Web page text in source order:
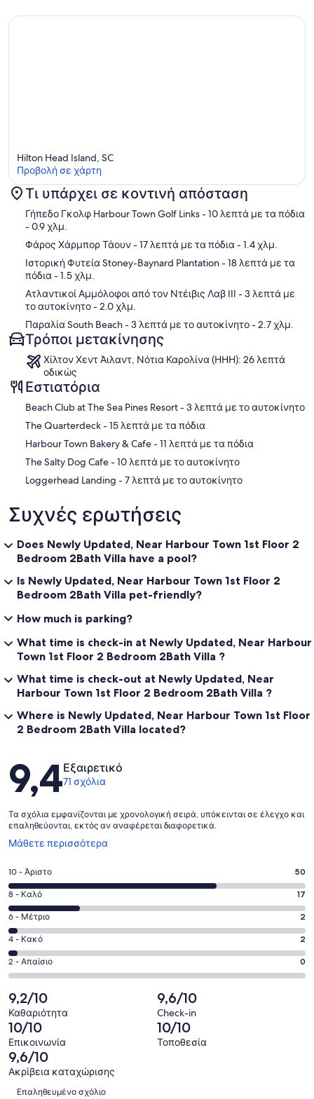
Χάρτης
Hilton Head Island, SC
Προβολή σε χάρτη
Τι υπάρχει σε κοντινή απόσταση
Γήπεδο Γκολφ Harbour Town Golf Links- 10 λεπτά με τα πόδια
- 0.9 χλμ.
Φάρος Χάρμπορ Τάουν- 17 λεπτά με τα πόδια- 1.4 χλμ.
Ιστορική Φυτεία Stoney-Baynard Plantation- 18 λεπτά με τα
πόδια- 1.5 χλμ.
Ατλαντικοί Αμμόλοφοι από τον Ντέιβις Λαβ ΙΙΙ - 3 λεπτά με
το αυτοκίνητο- 2.0 χλμ.
Παραλία South Beach- 3 λεπτά με το αυτοκίνητο- 2.7 χλμ.
Τρόποι μετακίνησης
Χίλτον Χεντ Άιλαντ, Νότια Καρολίνα (HHH): 26 λεπτά
οδικώς
Εστιατόρια
‪Beach Club at The Sea Pines Resort - ‬3 λεπτά με το αυτοκίνητο
‪The Quarterdeck - ‬15 λεπτά με τα πόδια
‪Harbour Town Bakery & Cafe - ‬11 λεπτά με τα πόδια
‪The Salty Dog Cafe - ‬10 λεπτά με το αυτοκίνητο
‪Loggerhead Landing - ‬7 λεπτά με το αυτοκίνητο
Συχνές ερωτήσεις
Does Newly Updated, Near Harbour Town 1st Floor 2
Bedroom 2Bath Villa have a pool?
Is Newly Updated, Near Harbour Town 1st Floor 2
Bedroom 2Bath Villa pet-friendly?
How much is parking?
What time is check-in at Newly Updated, Near Harbour
Town 1st Floor 2 Bedroom 2Bath Villa ?
What time is check-out at Newly Updated, Near
Harbour Town 1st Floor 2 Bedroom 2Bath Villa ?
Where is Newly Updated, Near Harbour Town 1st Floor
2 Bedroom 2Bath Villa located?
Σχόλια
9,4Εξαιρετικό
71 σχόλια
Τα σχόλια εμφανίζονται με χρονολογική σειρά, υπόκεινται σε έλεγχο και
επαληθεύονται, εκτός αν αναφέρεται διαφορετικά.
Μάθετε περισσότερα
Ανοίγει
νέο
παράθυρο
Βαθμολογία
10
-
Άριστο.
50
από
71
σχόλια
πελατών
10 - Άριστο 50
Βαθμολογία
8
-
Καλό.
17
από
σχόλια
πελατών
8 - Καλό 17
Βαθμολογία
6
-
Μέτριο.
2
από
71
σχόλια
πελατών
6 - Μέτριο 2
Βαθμολογία
4
-
2
από
71
σχόλια
πελατών
4 - Κακό 2
Βαθμολογία
2
-
Απαίσιο.
0
από
71
σχόλια
πελατών
2 - Απαίσιο 0
9,2/10
Καθαριότητα
9,6/10
Check-in
10/10
Επικοινωνία
10/10
Τοποθεσία
9,6/10
Ακρίβεια καταχώρισης
Σχόλια
Επαληθευμένο σχόλιο